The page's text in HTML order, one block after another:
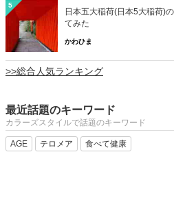
5
日本五大稲荷(日本5大稲荷)
てみた
かわひま
>>総合人気ランキング
最近話題のキーワード
カラーズスタイルで話題のキーワード
AGE テロメア 食べて健康